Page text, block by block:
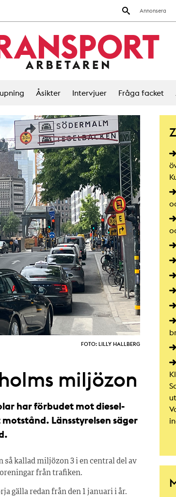
Annonsera
Åsikter Intervjuer Fråga facket
FOTO: LILLY HALLBERG
miljözon
har förbudet mot diesel-
Länsstyrelsen säger
kallad miljözon 3 i en central del av
från trafiken.
gälla redan från den 1 januari i år.